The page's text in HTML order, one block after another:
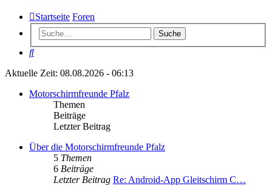
Startseite Foren
Suche
Suche
Aktuelle Zeit: 08.08.2026 - 06:13
Motorschirmfreunde Pfalz
Themen
Beiträge
Letzter Beitrag
Über die Motorschirmfreunde Pfalz
5 Themen
6 Beiträge
Letzter Beitrag Re: Android-App Gleitschirm C…